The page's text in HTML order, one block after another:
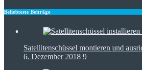
Beliebteste Beiträge
Satellitenschüssel montieren und
6. Dezember 2018 9